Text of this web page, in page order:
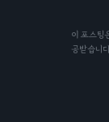
이 포스팅
공받습니